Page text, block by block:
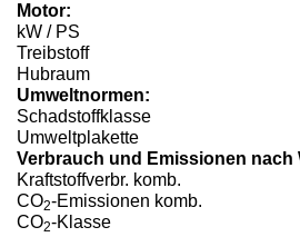
Motor:
kW / PS
Treibstoff
Hubraum
Umweltnormen:
Schadstoffklasse
Umweltplakette
Verbrauch und Emissionen nach
Kraftstoffverbr. komb.
CO2-Emissionen komb.
CO2-Klasse